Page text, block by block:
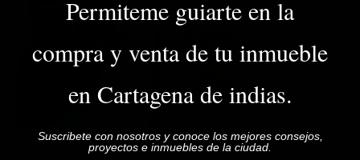
VER DETALLES
4 Alcobas 1 Garaje
Permiteme guiarte en la
compra y venta de tu inmueble
en Cartagena de indias.
Suscribete con nosotros y conoce los mejores consejos,
proyectos e inmuebles de la ciudad.